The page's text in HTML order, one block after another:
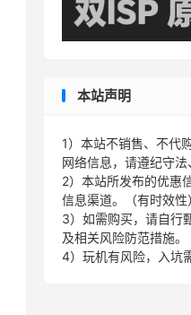
本站声明
1）本站不销售、不代
网络信息，请遵纪守法
2）本站所发布的优惠
信息渠道。（有时效性
3）如需购买，请自行
及相关风险防范措施。
4）玩机有风险，入坑